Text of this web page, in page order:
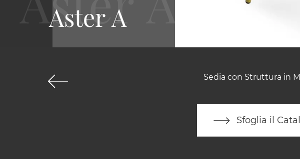
Sedia con Struttura in
Sfoglia il
Aster A